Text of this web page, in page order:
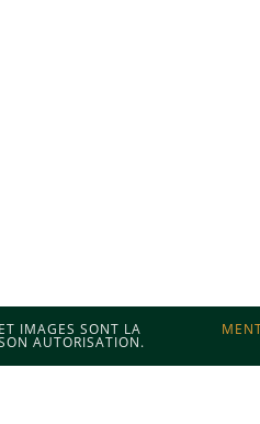
IMAGES SONT LA
AUTORISATION.